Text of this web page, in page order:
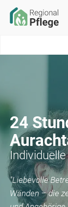
24
"Liebevolle
Wänden – die